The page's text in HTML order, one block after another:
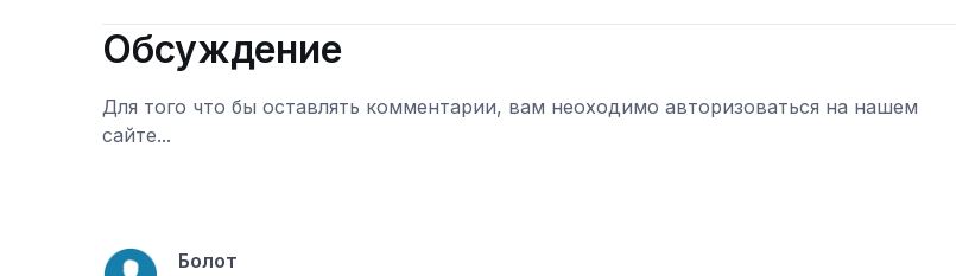
Обсуждение
Для того что бы оставлять комментарии, вам неоходимо авторизоваться на нашем
сайте...
Болот